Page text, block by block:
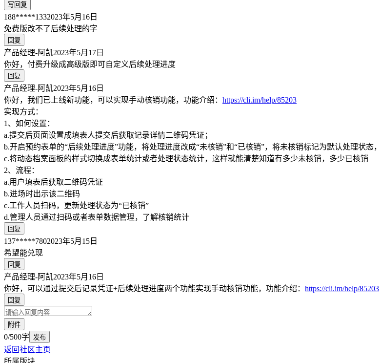
写回复
188*****1332023年5月16日
免费版改不了后续处理的字
回复
产品经理-阿凯2023年5月17日
你好，付费升级成高级版即可自定义后续处理进度
回复
产品经理-阿凯2023年5月16日
你好，我们已上线新功能，可以实现手动核销功能，功能介绍： https://cli.im/help/85203
实现方式：
1、如何设置：
a.提交后页面设置成填表人提交后获取记录详情二维码凭证；
b.开启预约表单的“后续处理进度”功能，将处理进度改成“未核销”和“已核销”，将未核销标记为默认处理状态
c.将动态档案面板的样式切换成表单统计或者处理状态统计，这样就能清楚知道有多少未核销，多少已核销
2、流程：
a.用户填表后获取二维码凭证
b.进场时出示该二维码
c.工作人员扫码，更新处理状态为“已核销”
d.管理人员通过扫码或者表单数据管理，了解核销统计
回复
137*****7802023年5月15日
希望能兑现
回复
产品经理-阿凯2023年5月16日
你好，可以通过提交后记录凭证+后续处理进度两个功能实现手动核销功能，功能介绍： https://cli.im/help/85203
回复
附件
0/500字 发布
返回社区主页
所属版块